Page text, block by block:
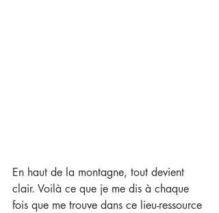
En haut de la montagne, tout devient
clair. Voilà ce que je me dis à chaque
fois que me trouve dans ce lieu-ressource